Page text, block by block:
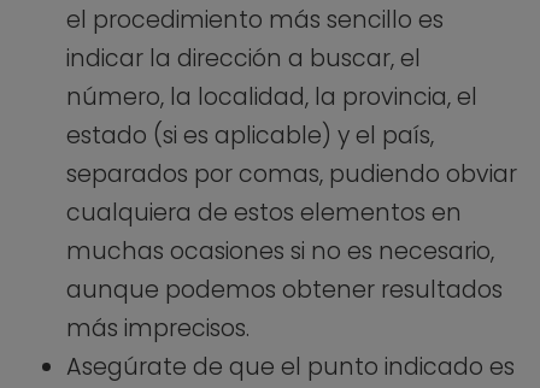
el procedimiento más sencillo es
indicar la dirección a buscar, el
número, la localidad, la provincia, el
estado (si es aplicable) y el país,
separados por comas, pudiendo obviar
cualquiera de estos elementos en
muchas ocasiones si no es necesario,
aunque podemos obtener resultados
más imprecisos.
Asegúrate de que el punto indicado es